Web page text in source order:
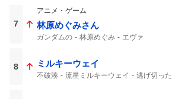
7
アニメ・ゲーム
林原めぐみさん
ガンダムの 林原めぐみ エヴァ
8 ミルキーウェイ
不破湊 流星ミルキーウェイ
逃げ切った